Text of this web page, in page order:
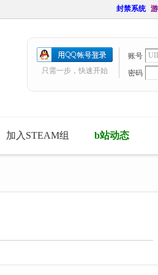
封禁系统
账号
密码
只需一步，快速开始
加入STEAM组 b站动态